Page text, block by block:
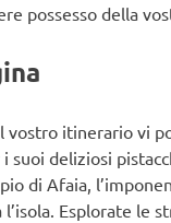
possesso della
vostro itinerario vi
i suoi deliziosi
di Afaia,
Esplorate le